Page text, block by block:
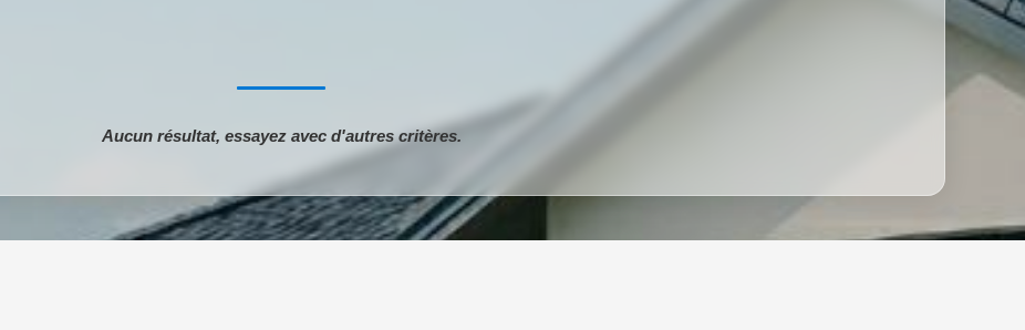
Aucun résultat, essayez avec d'autres critères.